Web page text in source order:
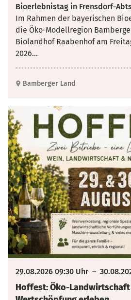
Bioerlebnistag in Frensdorf-
Im Rahmen der bayerischen
die Öko-Modellregion
Biolandhof Raabenhof am
2026...
Bamberger Land
29.08.2026 09:30 Uhr–
Hoffest: Öko-